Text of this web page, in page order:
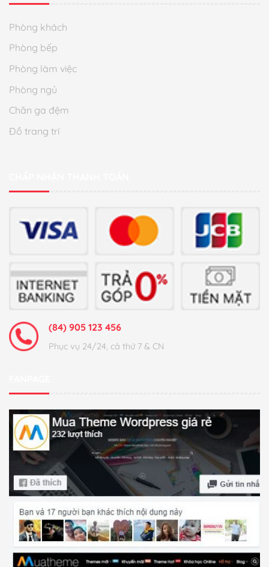
Phòng khách
Phòng bếp
Phòng làm việc
Phòng ngủ
Chăn ga đệm
Đồ trang trí
(84) 905 123 456
Phục vụ 24/24, cả thứ 7 & CN